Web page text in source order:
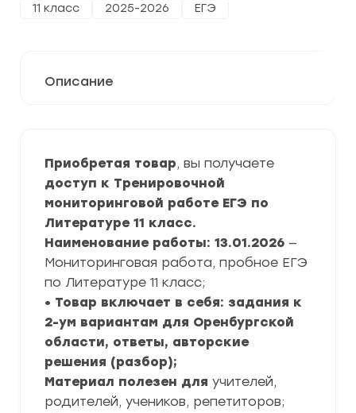
11 класс 2025-2026 ЕГЭ
Описание
Приобретая товар, вы получаете
доступ к Тренировочной
мониторинговой работе ЕГЭ по
Литературе 11 класс.
Наименование работы: 13.01.2026 —
Мониторинговая работа, пробное ЕГЭ
по Литературе 11 класс;
• Товар включает в себя: задания к
2-ум вариантам для Оренбургской
области, ответы, авторские
решения (разбор);
Материал полезен для учителей,
родителей, учеников, репетиторов;